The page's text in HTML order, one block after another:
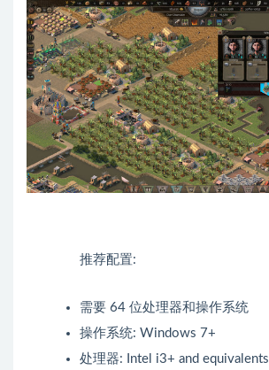
推荐配置:
需要 64 位处理器和操作系统
操作系统: Windows 7+
处理器: Intel i3+ and equivalents